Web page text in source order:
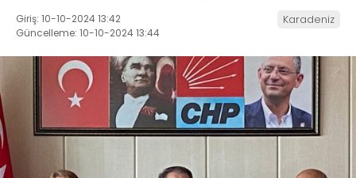
Giriş: 10-10-2024 13:42
Güncelleme: 10-10-2024 13:44
Karadeniz